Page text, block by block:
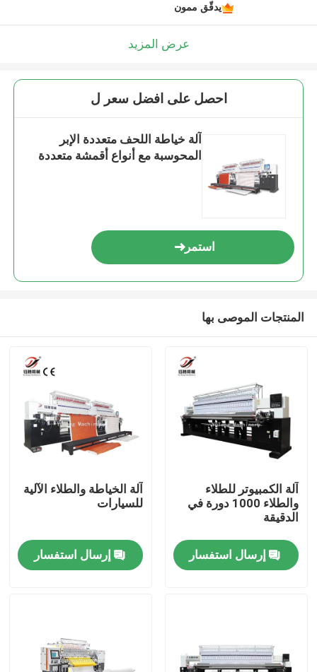
فيديوهات
يدقّق ممون
عرض المزيد
احصل على افضل سعر ل
آلة خياطة اللحف متعددة الإبر
المحوسبة مع أنواع أقمشة متعددة
استمر
المنتجات الموصى بها
آلة الكمبيوتر للطلاء
والطلاء 1000 دورة في
الدقيقة
إرسال استفسار
آلة الخياطة والطلاء الآلية
للسيارات
إرسال استفسار